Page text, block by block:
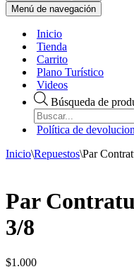
Menú de navegación
Inicio
Tienda
Carrito
Plano Turístico
Videos
Búsqueda de
Política de
Inicio\Repuestos\Par
Par
3/8
$1.000